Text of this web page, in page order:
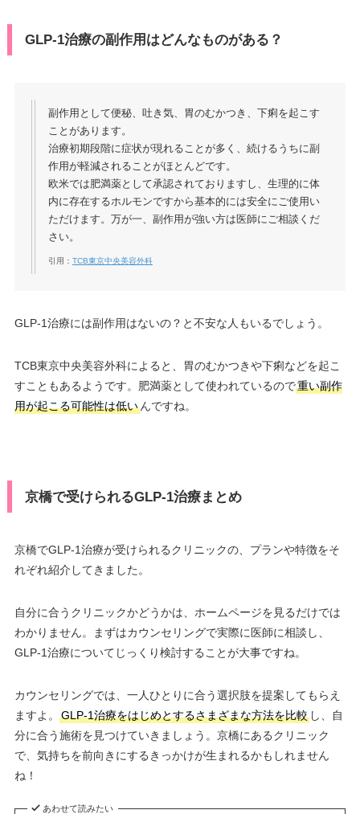
GLP-1治療の副作用はどんなものがある？
副作用として便秘、吐き気、胃のむかつき、下痢を起こす
ことがあります。
治療初期段階に症状が現れることが多く、続けるうちに副
作用が軽減されることがほとんどです。
欧米では肥満薬として承認されておりますし、生理的に体
内に存在するホルモンですから基本的には安全にご使用い
ただけます。万が一、副作用が強い方は医師にご相談くだ
さい。
引用： TCB東京中央美容外科
GLP-1治療には副作用はないの？と不安な人もいるでしょう。
TCB東京中央美容外科によると、胃のむかつきや下痢などを起こ
すこともあるようです。肥満薬として使われているので重い副作
用が起こる可能性は低いんですね。
京橋で受けられるGLP-1治療まとめ
京橋でGLP-1治療が受けられるクリニックの、プランや特徴をそ
れぞれ紹介してきました。
自分に合うクリニックかどうかは、ホームページを見るだけでは
わかりません。まずはカウンセリングで実際に医師に相談し、
GLP-1治療についてじっくり検討することが大事ですね。
カウンセリングでは、一人ひとりに合う選択肢を提案してもらえ
ますよ。
GLP-1治療をはじめとするさまざまな方法を比較し、自
分に合う施術を見つけていきましょう。京橋にあるクリニック
で、気持ちを前向きにするきっかけが生まれるかもしれません
ね！
あわせて読みたい